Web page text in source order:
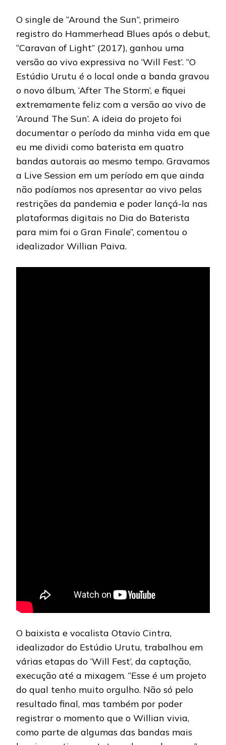
O single de “Around the Sun”, primeiro
registro do Hammerhead Blues após o debut,
“Caravan of Light” (2017), ganhou uma
versão ao vivo expressiva no ‘Will Fest’. “O
Estúdio Urutu é o local onde a banda gravou
o novo álbum, ‘After The Storm’, e fiquei
extremamente feliz com a versão ao vivo de
‘Around The Sun’. A ideia do projeto foi
documentar o período da minha vida em que
eu me dividi como baterista em quatro
bandas autorais ao mesmo tempo. Gravamos
a Live Session em um período em que ainda
não podíamos nos apresentar ao vivo pelas
restrições da pandemia e poder lançá-la nas
plataformas digitais no Dia do Baterista
para mim foi o Gran Finale”, comentou o
idealizador Willian Paiva.
O baixista e vocalista Otavio Cintra,
idealizador do Estúdio Urutu, trabalhou em
várias etapas do ‘Will Fest’, da captação,
execução até a mixagem. “Esse é um projeto
do qual tenho muito orgulho. Não só pelo
resultado final, mas também por poder
registrar o momento que o Willian vivia,
como parte de algumas das bandas mais